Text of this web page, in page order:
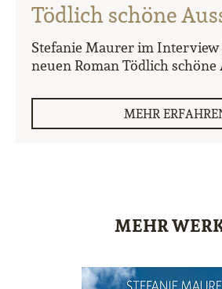
Tödlich schöne
Stefanie Maurer im
neuen Roman Tödlich schöne
MEHR
MEHR